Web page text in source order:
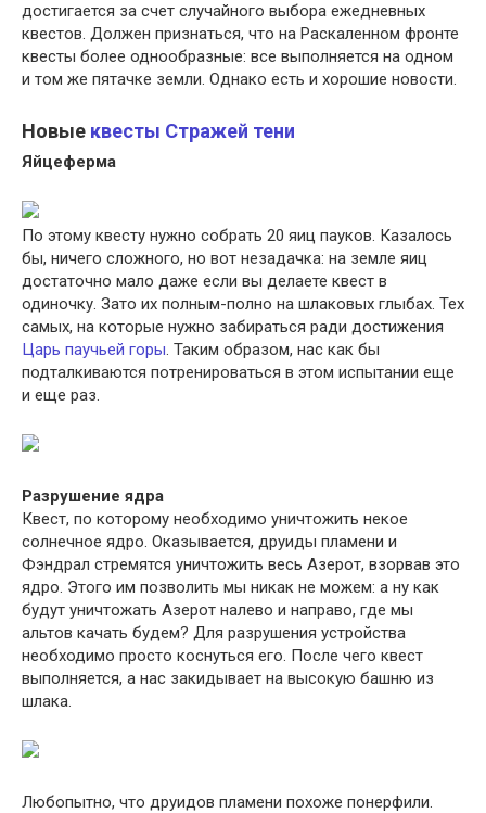
достигается за счет случайного выбора ежедневных
квестов. Должен признаться, что на Раскаленном фронте
квесты более однообразные: все выполняется на одном
и том же пятачке земли. Однако есть и хорошие новости.
Новые квесты Стражей тени
Яйцеферма
По этому квесту нужно собрать 20 яиц пауков. Казалось
бы, ничего сложного, но вот незадачка: на земле яиц
достаточно мало даже если вы делаете квест в
одиночку. Зато их полным-полно на шлаковых глыбах. Тех
самых, на которые нужно забираться ради достижения
Царь паучьей горы. Таким образом, нас как бы
подталкиваются потренироваться в этом испытании еще
и еще раз.
Разрушение ядра
Квест, по которому необходимо уничтожить некое
солнечное ядро. Оказывается, друиды пламени и
Фэндрал стремятся уничтожить весь Азерот, взорвав это
ядро. Этого им позволить мы никак не можем: а ну как
будут уничтожать Азерот налево и направо, где мы
альтов качать будем? Для разрушения устройства
необходимо просто коснуться его. После чего квест
выполняется, а нас закидывает на высокую башню из
шлака.
Любопытно, что друидов пламени похоже понерфили.